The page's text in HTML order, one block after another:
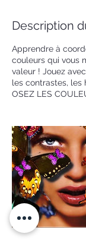
Description
Apprendre à
couleurs qui vous
valeur ! Jouez
les contrastes, les
OSEZ LES